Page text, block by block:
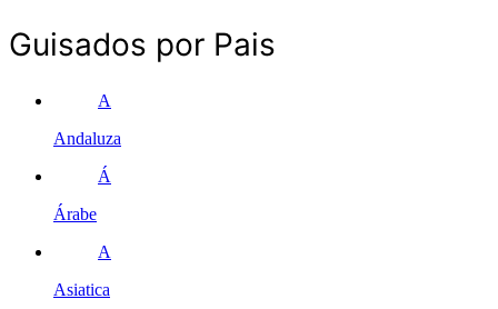
Guisados por Pais
A
Andaluza
Á
Árabe
A
Asiatica